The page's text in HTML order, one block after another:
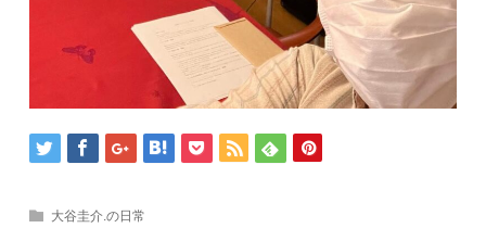
大谷圭介.の日常